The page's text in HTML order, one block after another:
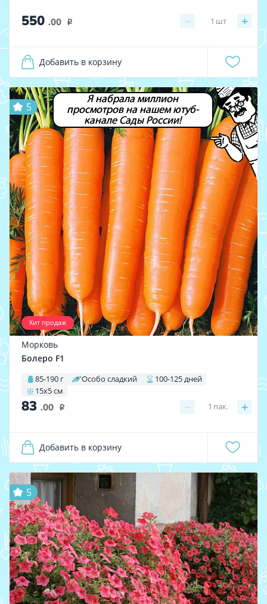
550 .00 i − +
1 шт
Добавить в корзину
Я набрала миллион
просмотров на нашем ютуб-
канале Сады России!
Хит продаж
5
Морковь
Болеро F1
85-190 г Особо сладкий
100-125 дней
15х5 см
83 .00 i − +
1 пак.
Добавить в корзину
5